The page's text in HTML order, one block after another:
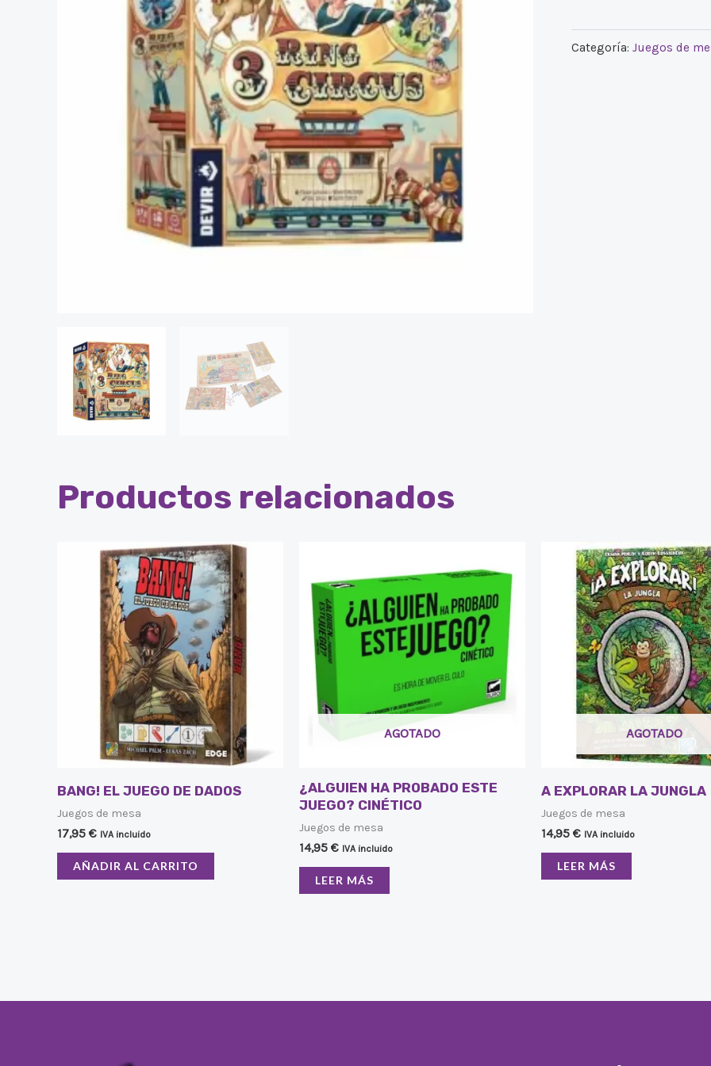
Categoría: Juegos de
Productos relacionados
BANG! EL JUEGO DE DADOS
Juegos de mesa
17,95 € IVA incluido
AÑADIR AL CARRITO
AGOTADO
¿ALGUIEN HA PROBADO ESTE
JUEGO? CINÉTICO
Juegos de mesa
14,95 € IVA incluido
LEER MÁS
AGOTADO
A EXPLORAR LA JUNGLA
Juegos de mesa
14,95 € IVA incluido
LEER MÁS